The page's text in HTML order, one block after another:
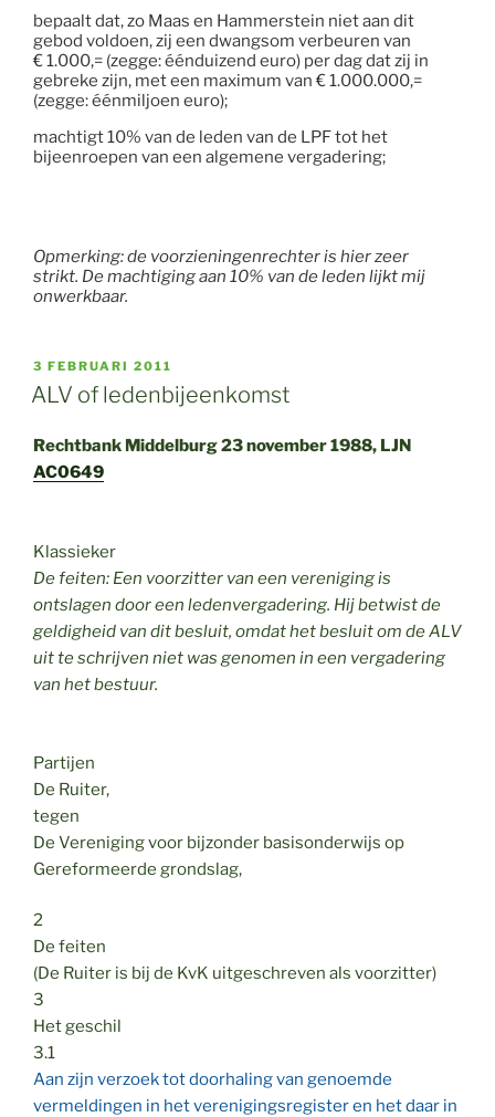
bepaalt dat, zo Maas en Hammerstein niet aan dit
gebod voldoen, zij een dwangsom verbeuren van
€ 1.000,= (zegge: éénduizend euro) per dag dat zij in
gebreke zijn, met een maximum van € 1.000.000,=
(zegge: éénmiljoen euro);
machtigt 10% van de leden van de LPF tot het
bijeenroepen van een algemene vergadering;
Opmerking: de voorzieningenrechter is hier zeer
strikt. De machtiging aan 10% van de leden lijkt mij
onwerkbaar.
GEPLAATST
OP
3 FEBRUARI 2011
ALV of ledenbijeenkomst
Rechtbank Middelburg 23 november 1988, LJN
AC0649
Klassieker
De feiten: Een voorzitter van een vereniging is
ontslagen door een ledenvergadering. Hij betwist de
geldigheid van dit besluit, omdat het besluit om de ALV
uit te schrijven niet was genomen in een vergadering
van het bestuur.
Partijen
De Ruiter,
tegen
De Vereniging voor bijzonder basisonderwijs op
Gereformeerde grondslag,
2
De feiten
(De Ruiter is bij de KvK uitgeschreven als voorzitter)
3
Het geschil
3.1
Aan zijn verzoek tot doorhaling van genoemde
vermeldingen in het verenigingsregister en het daar in